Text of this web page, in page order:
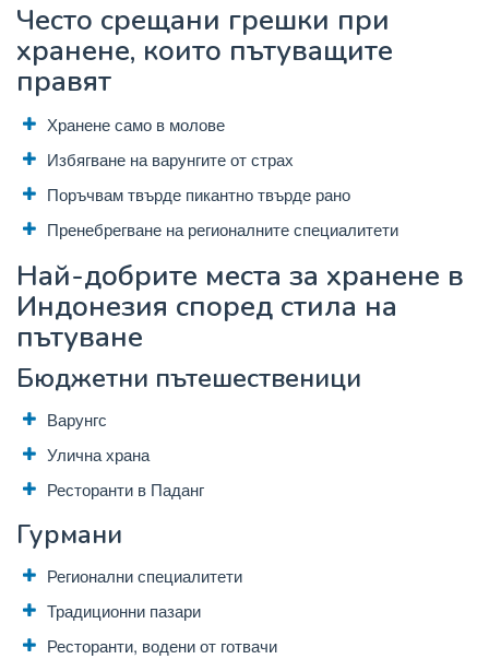
Често срещани грешки при
хранене, които пътуващите
правят
Хранене само в молове
Избягване на варунгите от страх
Поръчвам твърде пикантно твърде рано
Пренебрегване на регионалните специалитети
Най-добрите места за хранене в
Индонезия според стила на
пътуване
Бюджетни пътешественици
Варунгс
Улична храна
Ресторанти в Паданг
Гурмани
Регионални специалитети
Традиционни пазари
Ресторанти, водени от готвачи